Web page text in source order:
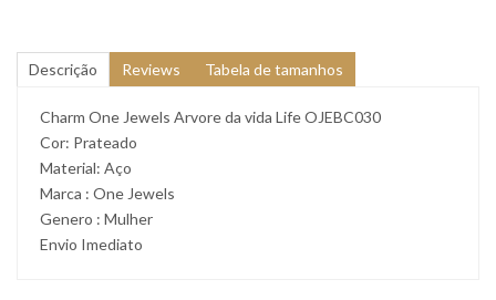
Descrição Reviews Tabela de tamanhos
Charm One Jewels Arvore da vida Life OJEBC030
Cor: Prateado
Material: Aço
Marca : One Jewels
Genero : Mulher
Envio Imediato